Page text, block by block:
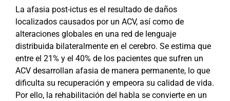
La afasia post-ictus es el resultado de daños
localizados causados por un ACV, así como de
alteraciones globales en una red de lenguaje
distribuida bilateralmente en el cerebro. Se estima que
entre el 21% y el 40% de los pacientes que sufren un
ACV desarrollan afasia de manera permanente, lo que
dificulta su recuperación y empeora su calidad de vida.
Por ello, la rehabilitación del habla se convierte en un